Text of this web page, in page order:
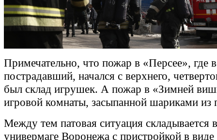
Примечательно, что пожар в «Персее», где
пострадавший, начался с верхнего,
был склад игрушек. А пожар в «Зимней
игровой комнаты, засыпанной шариками из
Между тем патовая ситуация складывается
универмаге Воронежа с пристройкой в виде